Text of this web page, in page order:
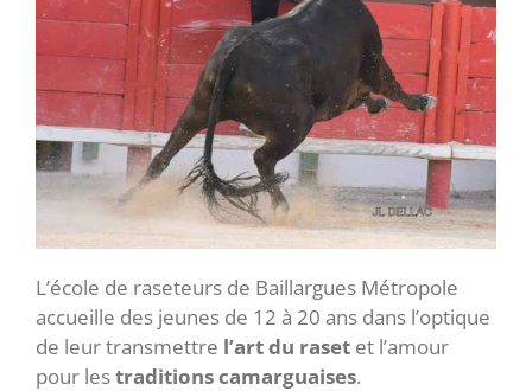
L’école de raseteurs de Baillargues Métropole
accueille des jeunes de 12 à 20 ans dans l’optique
de leur transmettre l’art du raset et l’amour
pour lestraditions camarguaises.